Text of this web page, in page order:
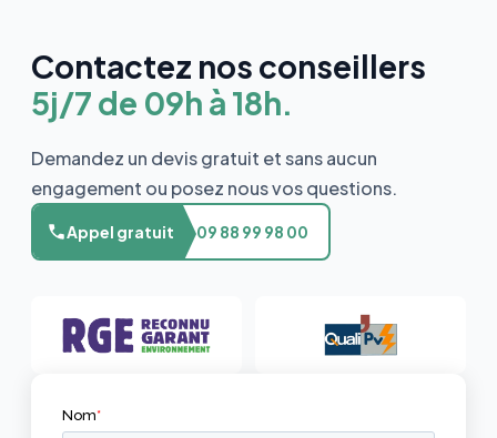
Contactez nos conseillers
5j/7 de 09h à 18h.
Demandez un devis gratuit et sans aucun
engagement ou posez nous vos questions.
Appel gratuit 09 88 99 98 00